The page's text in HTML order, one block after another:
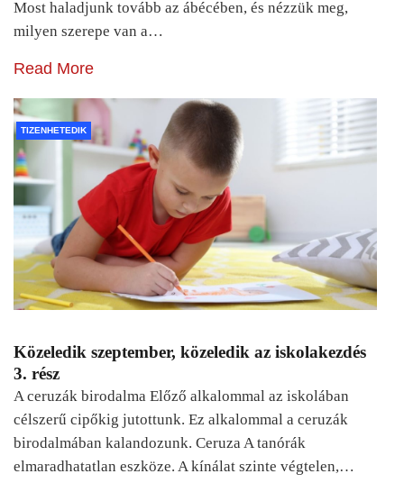
Most haladjunk tovább az ábécében, és nézzük meg,
milyen szerepe van a…
Read More
TIZENHETEDIK
Közeledik szeptember, közeledik az iskolakezdés
3. rész
A ceruzák birodalma Előző alkalommal az iskolában
célszerű cipőkig jutottunk. Ez alkalommal a ceruzák
birodalmában kalandozunk. Ceruza A tanórák
elmaradhatatlan eszköze. A kínálat szinte végtelen,…